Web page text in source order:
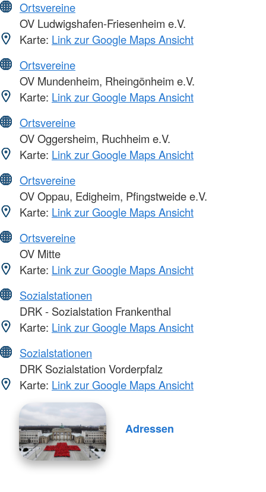
Ortsvereine
OV Ludwigshafen-Friesenheim e.V.
Karte: Link zur Google Maps Ansicht
Ortsvereine
OV Mundenheim, Rheingönheim e.V.
Karte: Link zur Google Maps Ansicht
Ortsvereine
OV Oggersheim, Ruchheim e.V.
Karte: Link zur Google Maps Ansicht
Ortsvereine
OV Oppau, Edigheim, Pfingstweide e.V.
Karte: Link zur Google Maps Ansicht
Ortsvereine
OV Mitte
Karte: Link zur Google Maps Ansicht
Sozialstationen
DRK - Sozialstation Frankenthal
Karte: Link zur Google Maps Ansicht
Sozialstationen
DRK Sozialstation Vorderpfalz
Karte: Link zur Google Maps Ansicht
Adressen